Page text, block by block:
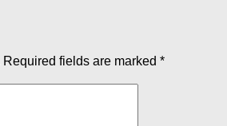
Required fields are marked *